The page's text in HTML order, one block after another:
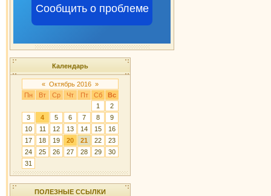
Сообщить о проблеме
Календарь
« Октябрь 2016 »
Пн
Вт Ср Чт Пт Сб
Вс
1
2
3
4 5 6 7 8
9
10
11 12 13 14 15
16
17
18 19 20 21 22
23
24
25 26 27 28 29
30
31
ПОЛЕЗНЫЕ ССЫЛКИ